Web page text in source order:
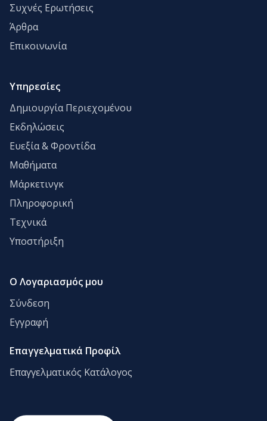
Συχνές Ερωτήσεις
Άρθρα
Επικοινωνία
Υπηρεσίες
Δημιουργία Περιεχομένου
Εκδηλώσεις
Ευεξία & Φροντίδα
Μαθήματα
Μάρκετινγκ
Πληροφορική
Τεχνικά
Υποστήριξη
Ο Λογαριασμός μου
Σύνδεση
Εγγραφή
Επαγγελματικά Προφίλ
Επαγγελματικός Κατάλογος